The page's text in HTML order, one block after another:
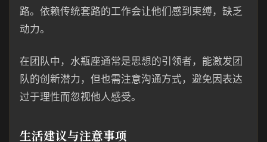
路。依赖传统套路的工作会让他们感到束缚，缺乏
动力。
在团队中，水瓶座通常是思想的引领者，能激发团
队的创新潜力，但也需注意沟通方式，避免因表达
过于理性而忽视他人感受。
生活建议与注意事项